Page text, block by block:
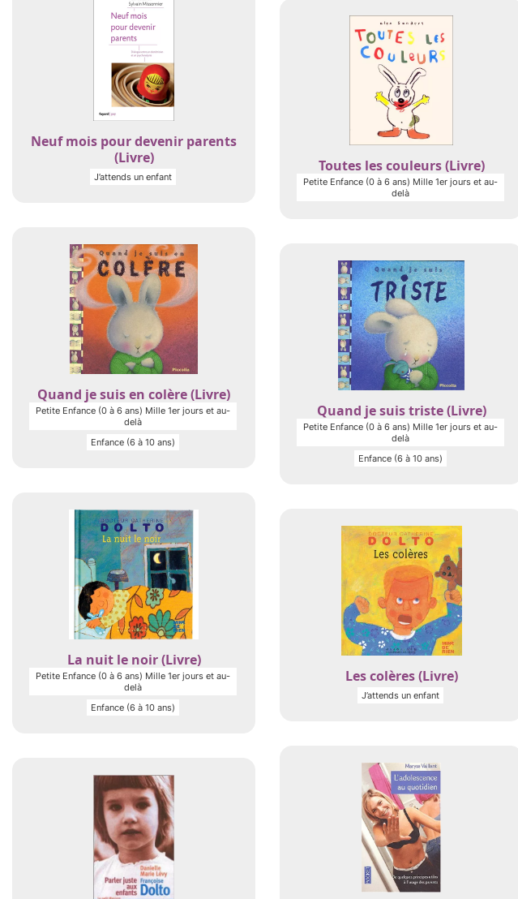
Neuf mois pour devenir parents
(Livre)
J’attends un enfant
Toutes les couleurs (Livre)
Petite Enfance (0 à 6 ans) Mille 1er jours et au-
delà
Quand je suis en colère (Livre)
Petite Enfance (0 à 6 ans) Mille 1er jours et au-
delà
Enfance (6 à 10 ans)
Quand je suis triste (Livre)
Petite Enfance (0 à 6 ans) Mille 1er jours et au-
delà
Enfance (6 à 10 ans)
La nuit le noir (Livre)
Petite Enfance (0 à 6 ans) Mille 1er jours et au-
delà
Enfance (6 à 10 ans)
Les colères (Livre)
J’attends un enfant